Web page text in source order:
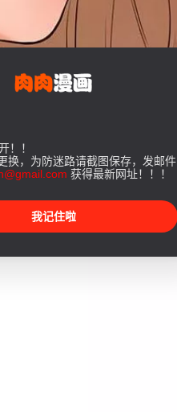
！！
换，为防迷路请截图保存，发邮件
获得最新网址！！！
我记住啦